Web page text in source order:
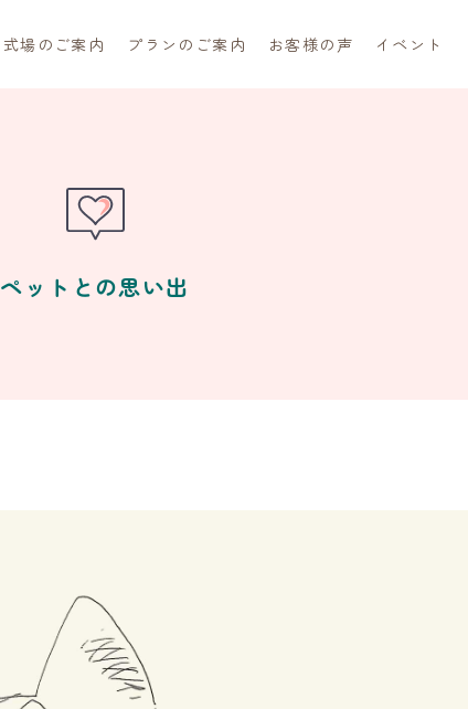
式場のご案内 プランのご案内 お客様の声 イベント
ペットとの思い出